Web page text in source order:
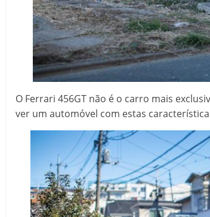
O Ferrari 456GT não é o carro mais
ver um automóvel com estas